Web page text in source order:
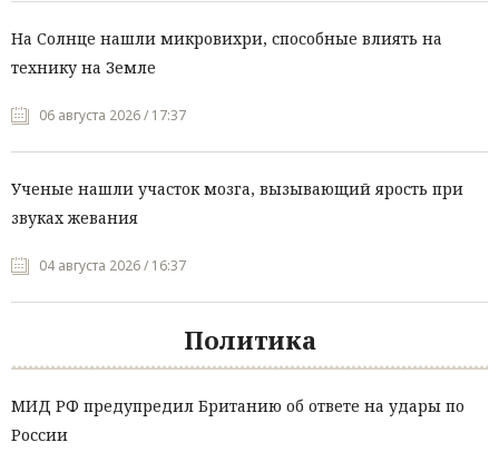
На Солнце нашли микровихри, способные влиять на
технику на Земле
06 августа 2026 / 17:37
Ученые нашли участок мозга, вызывающий ярость при
звуках жевания
04 августа 2026 / 16:37
Политика
МИД РФ предупредил Британию об ответе на удары по
России